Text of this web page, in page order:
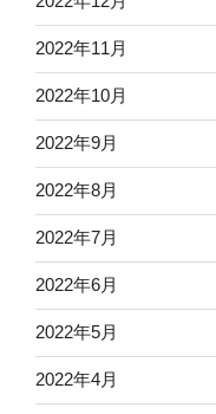
2022年11月
2022年10月
2022年9月
2022年8月
2022年7月
2022年6月
2022年5月
2022年4月